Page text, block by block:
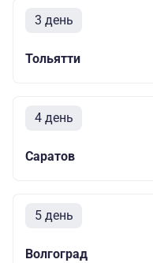
3 день
Тольятти
4 день
Саратов
5 день
Волгоград